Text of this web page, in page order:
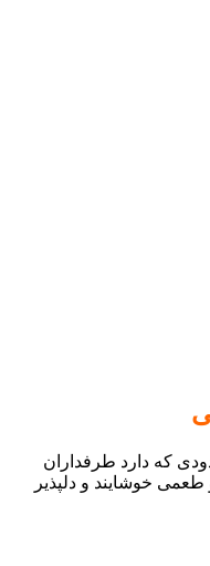
که دارد طرفداران
خوشایند و دلپذیر